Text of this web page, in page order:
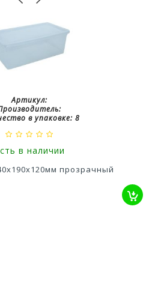
Артикул:
в упаковке: 8
в наличии
прозрачный